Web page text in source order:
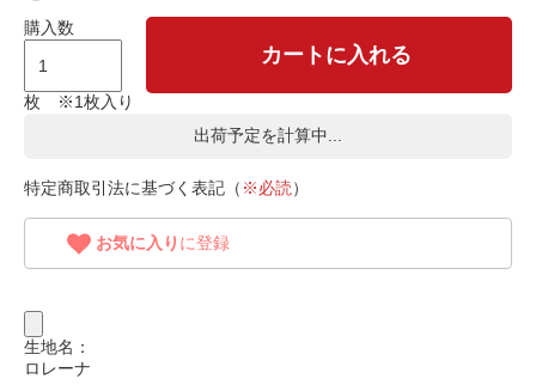
購入数
枚 ※1枚入り
カートに入れる
出荷予定を計算中...
特定商取引法に基づく表記（ ※必読）
お気に入り に登録
生地名：
ロレーナ